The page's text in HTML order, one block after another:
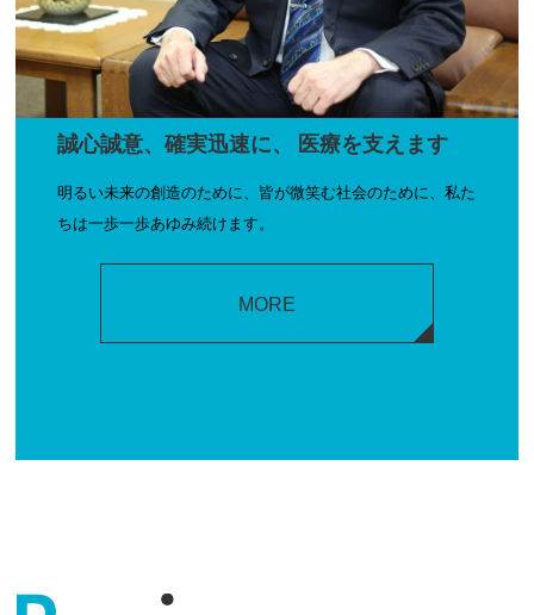
誠心誠意、確実迅速に、 医療を支えます
明るい未来の創造のために、皆が微笑む社会のために、私た
ちは一歩一歩あゆみ続けます。
MORE